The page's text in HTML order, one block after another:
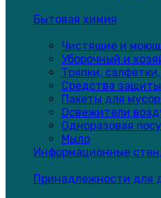
Бытовая химия
Чистящие и
Уборочный и
Тряпки,
Средства защиты
Пакеты для
Освежители
Одноразовая
Мыло
Информационные
Принадлежности для